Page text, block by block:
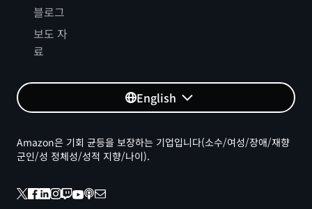
블로그
보도 자
료
English
Amazon은 기회 균등을 보장하는 기업입니다(소수/여성/장애/재향
군인/성 정체성/성적 지향/나이).